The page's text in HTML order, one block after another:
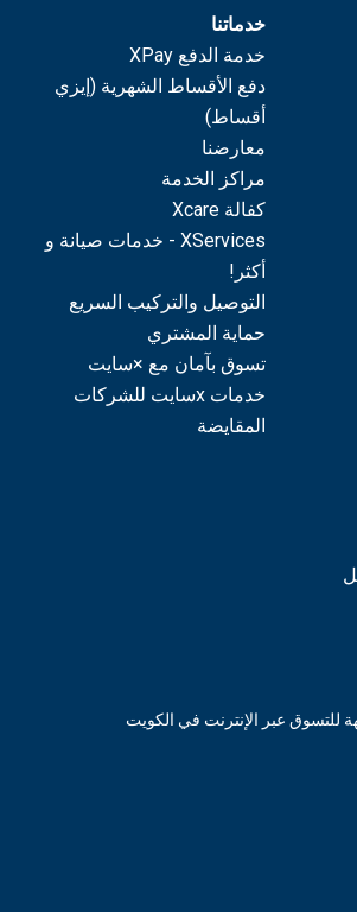
خدماتنا
خدمة الدفع XPay
دفع الأقساط الشهرية (إيزي
أقساط)
معارضنا
مراكز الخدمة
كفالة Xcare
XServices - خدمات صيانة و
أكثر!
التوصيل والتركيب السريع
حماية المشتري
تسوق بآمان مع ×سايت
خدمات xسايت للشركات
المقايضة
عبر الإنترنت في الكويت